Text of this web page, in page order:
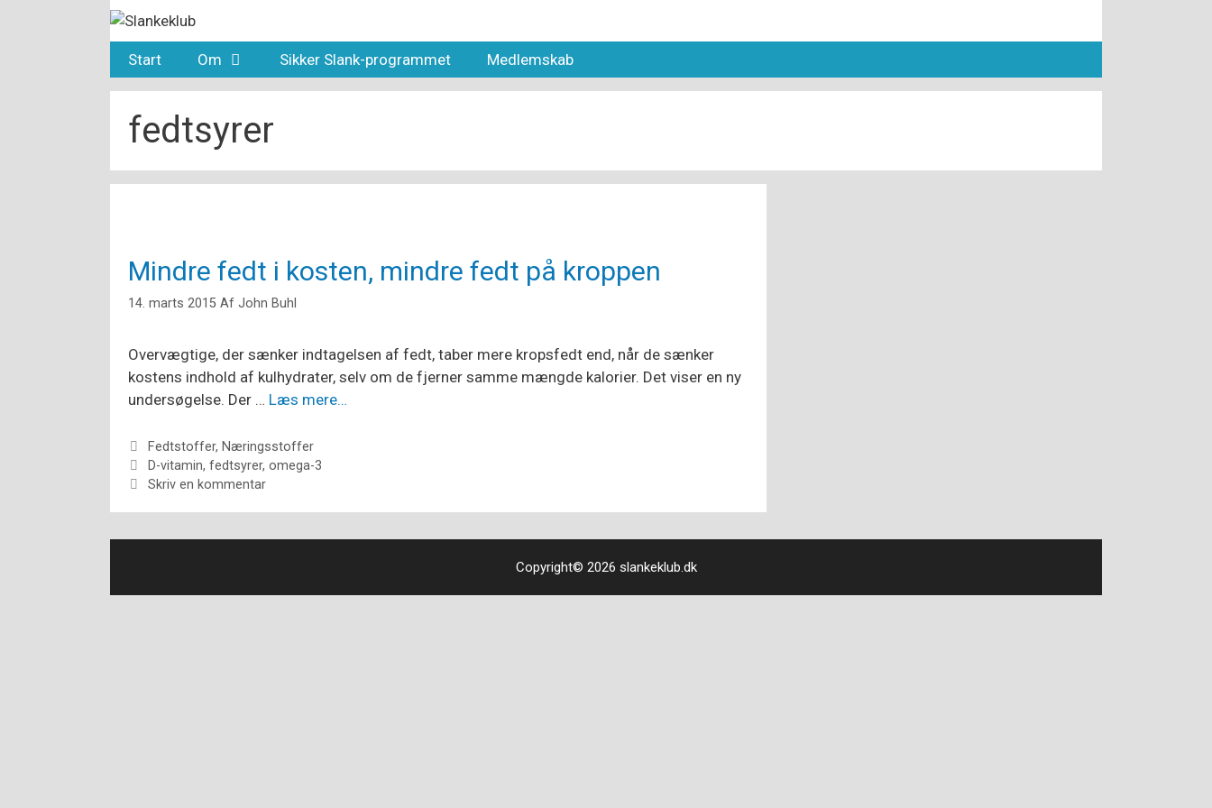
Start Om Sikker Slank-programmet Medlemskab
fedtsyrer
Mindre fedt i kosten, mindre fedt på kroppen
14. marts 2015 Af John Buhl
Overvægtige, der sænker indtagelsen af fedt, taber mere kropsfedt end, når de sænker
kostens indhold af kulhydrater, selv om de fjerner samme mængde kalorier. Det viser en ny
undersøgelse. Der … Læs mere…
Kategorier
Fedtstoffer, Næringsstoffer
Tags
D-vitamin, fedtsyrer, omega-3
Skriv en kommentar
Copyright© 2026 slankeklub.dk